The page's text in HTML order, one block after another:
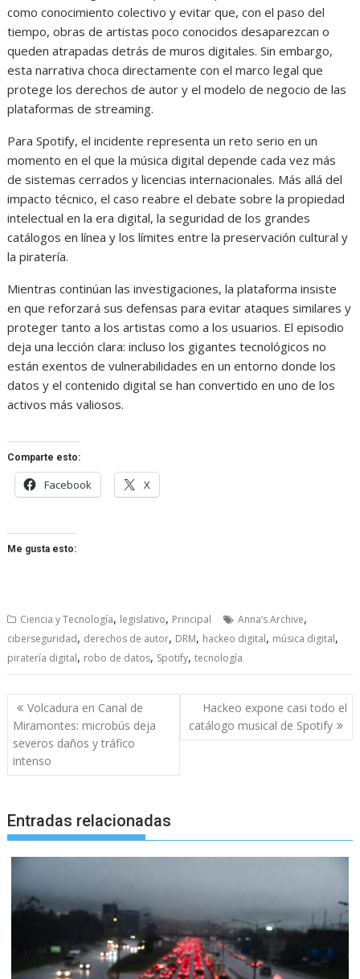
como conocimiento colectivo y evitar que, con el paso del
tiempo, obras de artistas poco conocidos desaparezcan o
queden atrapadas detrás de muros digitales. Sin embargo,
esta narrativa choca directamente con el marco legal que
protege los derechos de autor y el modelo de negocio de las
plataformas de streaming.
Para Spotify, el incidente representa un reto serio en un
momento en el que la música digital depende cada vez más
de sistemas cerrados y licencias internacionales. Más allá del
impacto técnico, el caso reabre el debate sobre la propiedad
intelectual en la era digital, la seguridad de los grandes
catálogos en línea y los límites entre la preservación cultural y
la piratería.
Mientras continúan las investigaciones, la plataforma insiste
en que reforzará sus defensas para evitar ataques similares y
proteger tanto a los artistas como a los usuarios. El episodio
deja una lección clara: incluso los gigantes tecnológicos no
están exentos de vulnerabilidades en un entorno donde los
datos y el contenido digital se han convertido en uno de los
activos más valiosos.
Comparte esto:
Facebook X
Me gusta esto:
Ciencia y Tecnología, legislativo, Principal Anna’s Archive,
ciberseguridad, derechos de autor, DRM, hackeo digital, música digital,
piratería digital, robo de datos, Spotify,tecnología
Navegación
de
entradas
Volcadura en Canal de
Miramontes: microbús deja
severos daños y tráfico
intenso
Hackeo expone casi todo el
catálogo musical de Spotify
Entradas relacionadas